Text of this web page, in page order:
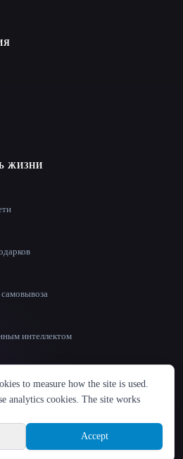
Русский 简体中文
Sign up
ЖИЗНИ
интеллектом
защищены.
Built with Metatron ★
to measure how the site is used.
analytics cookies. The site works
Accept